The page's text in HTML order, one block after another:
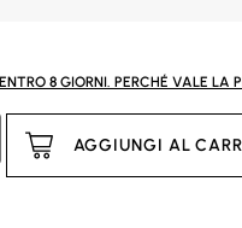
8 GIORNI. PERCHÉ VALE LA
AGGIUNGI AL